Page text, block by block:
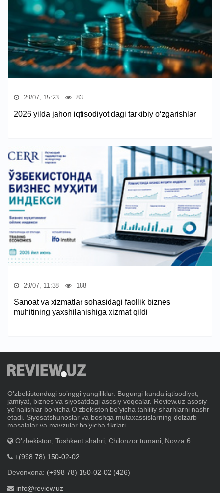
29/07, 15:23 83
2026 yilda jahon iqtisodiyotidagi tarkibiy o‘zgarishlar
29/07, 11:38 188
Sanoat va xizmatlar sohasidagi faollik biznes
muhitining yaxshilanishiga xizmat qildi
Oʼzbekistondagi soʼnggi yangiliklar. Bugungi kunda iqtisodiyot,
jamiyat, biznes va siyosatdagi asosiy voqealar. Review.uz asosiy
yoʼnalishlar boʼyicha Oʼzbekiston boʼyicha tahliliy sharhlarni nashr
etadi. Siyosatshunoslar va boshqa mutaxassislarning dolzarb
masalalar va mavzular boʼyicha fikrlari.
O'zbekiston, Toshkent shahri, Chilonzor tumani, Novza 6
+(998 78) 150-02-02
Devonxona: (+998 78) 150-02-02 (426)
info@review.uz